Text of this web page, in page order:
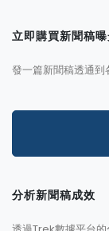
立即購買新聞稿
發一篇新聞稿透通到
分析新聞稿成效